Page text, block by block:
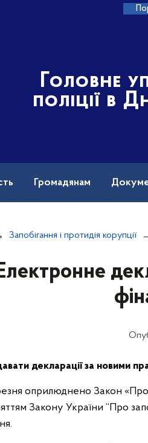
Головне
поліції в
Громадянам
Запобігання і протидія корупції
декларації за новими
оприлюднено Закон «Про
Закону України “Про